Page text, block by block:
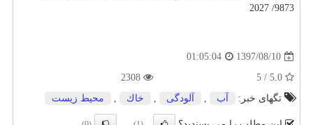
9873/ 2027
1397/08/10
01:05:04
تگهای خبر:
آب , آلودگی , خاك , محیط زیست